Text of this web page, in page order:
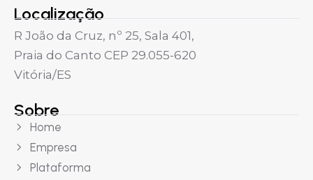
Localização
R João da Cruz, nº 25, Sala 401,
Praia do Canto CEP 29.055-620
Vitória/ES
Sobre
Home
Empresa
Plataforma